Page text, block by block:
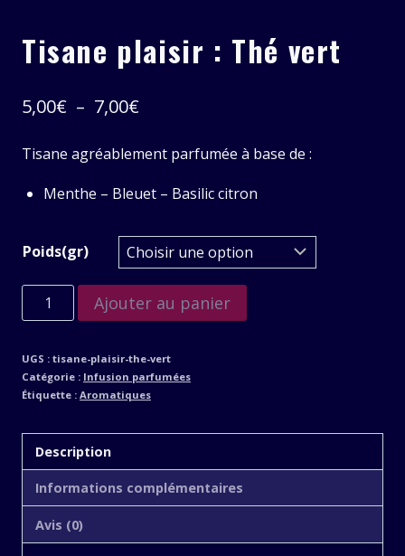
Tisane plaisir : Thé vert
5,00€ – 7,00€Plage
prix :
5,00€
à
7,00€
Tisane agréablement parfumée à base de :
Menthe – Bleuet – Basilic citron
Poids(gr)
quantité
de
plaisir
:
vert
Ajouter au panier
UGS : tisane-plaisir-the-vert
Catégorie : Infusion parfumées
Étiquette : Aromatiques
Description
Informations complémentaires
Avis (0)